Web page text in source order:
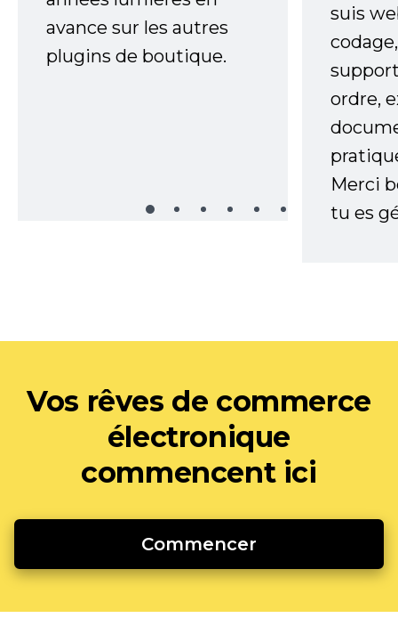
avance sur les autres
plugins de boutique.
suis
ordre,
Merci
tu es
Vos rêves de commerce
électronique
commencent ici
Commencer